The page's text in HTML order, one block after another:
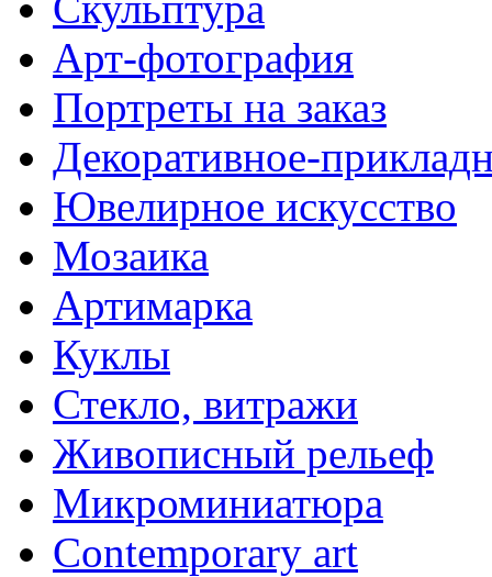
Арт-фотография
Портреты на заказ
Декоративное-
Ювелирное искусство
Мозаика
Артимарка
Куклы
Стекло, витражи
Живописный рельеф
Микроминиатюра
Contemporary art